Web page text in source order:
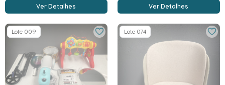
Ver Detalhes Ver Detalhes
Lote 009 Lote 074